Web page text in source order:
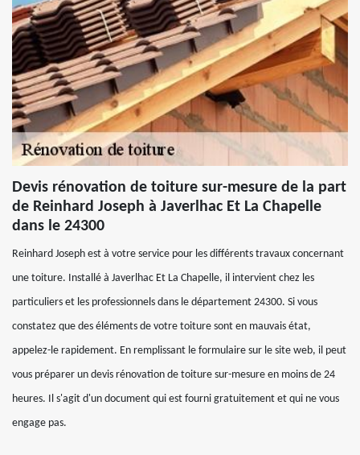
Devis rénovation de toiture sur-mesure de la part
de Reinhard Joseph à Javerlhac Et La Chapelle
dans le 24300
Reinhard Joseph est à votre service pour les différents travaux concernant
une toiture. Installé à Javerlhac Et La Chapelle, il intervient chez les
particuliers et les professionnels dans le département 24300. Si vous
constatez que des éléments de votre toiture sont en mauvais état,
appelez-le rapidement. En remplissant le formulaire sur le site web, il peut
vous préparer un devis rénovation de toiture sur-mesure en moins de 24
heures. Il s'agit d'un document qui est fourni gratuitement et qui ne vous
engage pas.